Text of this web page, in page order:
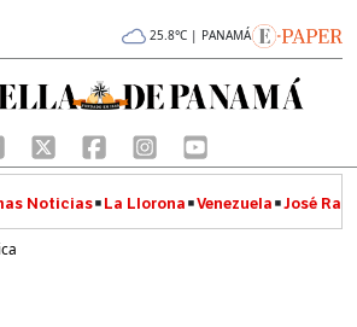
25.8°C | PANAMÁ
Noticias La Llorona Venezuela José